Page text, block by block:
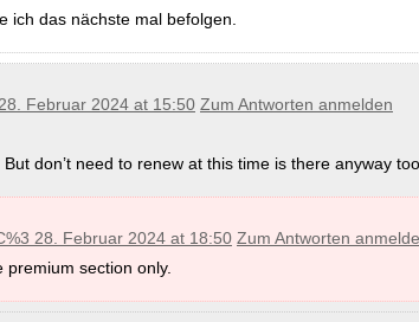
ich das nächste mal befolgen.
Februar 2024 at 15:50 Zum Antworten anmelden
But don’t need to renew at this time is there anyway
28. Februar 2024 at 18:50 Zum Antworten
premium section only.